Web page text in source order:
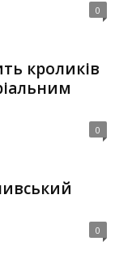
0
кроликів
0
0